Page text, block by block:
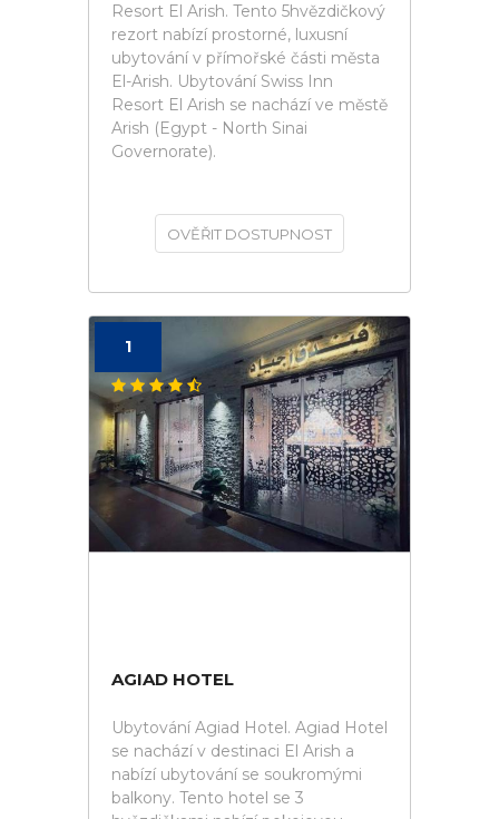
Resort El Arish. Tento 5hvězdičkový
rezort nabízí prostorné, luxusní
ubytování v přímořské části města
El-Arish. Ubytování Swiss Inn
Resort El Arish se nachází ve městě
Arish (Egypt - North Sinai
Governorate).
OVĚŘIT DOSTUPNOST
1
AGIAD HOTEL
Ubytování Agiad Hotel. Agiad Hotel
se nachází v destinaci El Arish a
nabízí ubytování se soukromými
balkony. Tento hotel se 3